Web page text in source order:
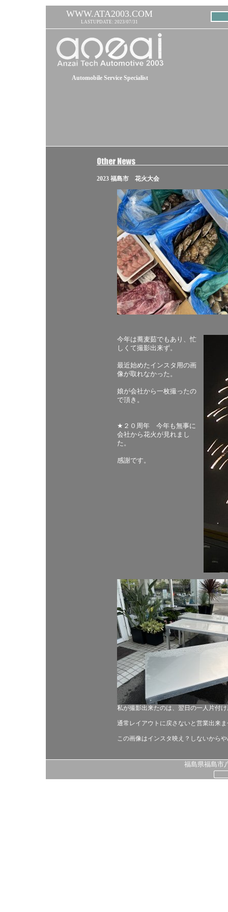
WWW.ATA2003.COM
LASTUPDATE: 2023/07/31
Automobile Service Specialist
2023 福島市 花火大会
今年は蕎麦茹でもあり、忙
しくて撮影出来ず。
最近始めたインスタ用の画
像が取れなかった。
娘が会社から一枚撮ったの
で頂き。
★２０周年 今年も無事に
会社から花火が見れまし
た。
感謝です。
私が撮影出来たのは、翌日の一人片付
通常レイアウトに戻さないと営業出来
この画像はインスタ映え？しないから
福島県福島市